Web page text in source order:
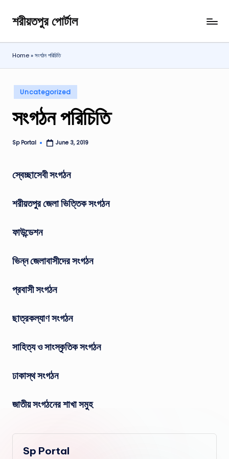
Skip
content
শরীয়তপুর পোর্টাল
শরীয়তপুর
জেলা
বিষয়ক
পোর্টাল
Home»সংগঠন পরিচিতি
Posted
in
Uncategorized
সংগঠন পরিচিতি
Posted
Sp Portal June 3, 2019
স্বেচ্ছাসেবী সংগঠন
শরীয়তপুর জেলা ভিত্তিক সংগঠন
ফাউন্ডেশন
ভিন্ন জেলাবাসীদের সংগঠন
প্রবাসী সংগঠন
ছাত্রকল্যাণ সংগঠন
সাহিত্য ও সাংস্কৃতিক সংগঠন
ঢাকাস্থ সংগঠন
জাতীয় সংগঠনের শাখা সমুহ
Sp Portal